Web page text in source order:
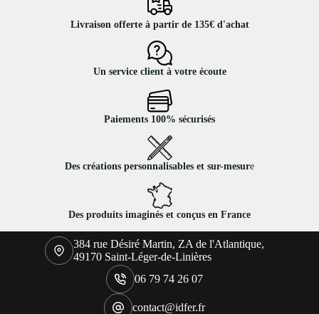
Livraison offerte à partir de 135€ d'achat
Un service client à votre écoute
Paiements 100% sécurisés
Des créations personnalisables et sur-mesure
Des produits imaginés et conçus en France
384 rue Désiré Martin, ZA de l'Atlantique,
49170 Saint-Léger-de-Linières
06 79 74 26 07
contact@idfer.fr